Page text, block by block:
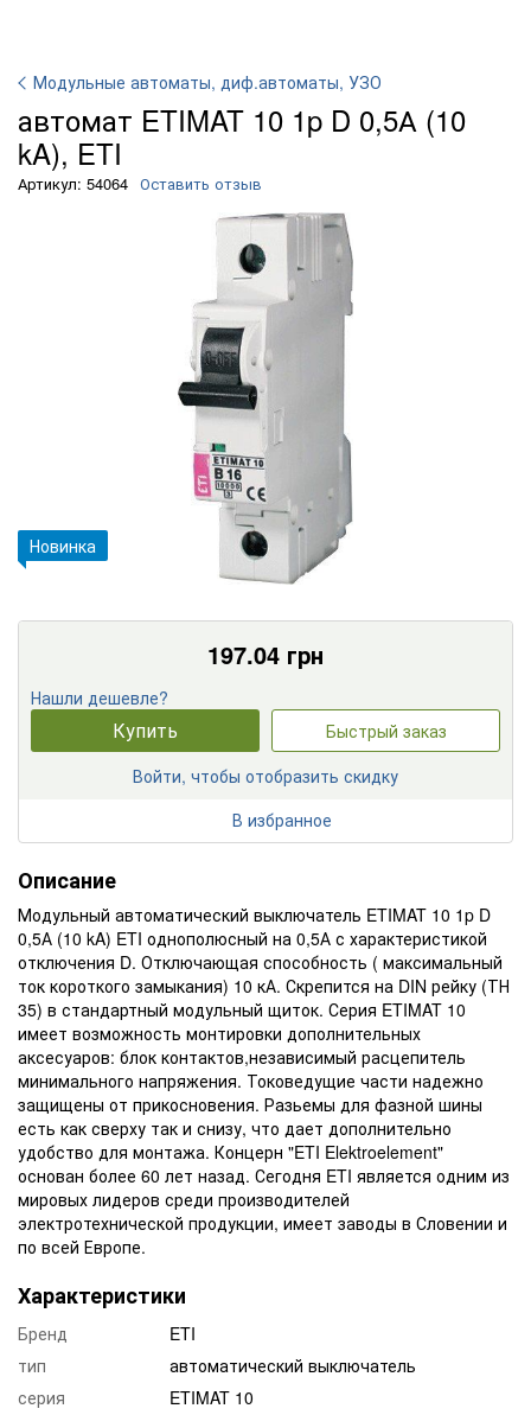
Модульные автоматы, диф.автоматы, УЗО
автомат ETIMAT 10 1p D 0,5А (10
kA), ETI
Артикул: 54064 Оставить отзыв
Новинка
197.04 грн
Нашли дешевле?
Купить
Быстрый заказ
Войти, чтобы отобразить скидку
В избранное
Описание
Модульный автоматический выключатель ETIMAT 10 1p D
0,5А (10 kA) ETI однополюсный на 0,5А с характеристикой
отключения D. Отключающая способность ( максимальный
ток короткого замыкания) 10 кА. Скрепится на DIN рейку (ТН
35) в стандартный модульный щиток. Серия ETIMAT 10
имеет возможность монтировки дополнительных
аксесуаров: блок контактов,независимый расцепитель
минимального напряжения. Токоведущие части надежно
защищены от прикосновения. Разьемы для фазной шины
есть как сверху так и снизу, что дает дополнительно
удобство для монтажа. Концерн "ETI Elektroelement"
основан более 60 лет назад. Сегодня ETI является одним из
мировых лидеров среди производителей
электротехнической продукции, имеет заводы в Словении и
по всей Европе.
Характеристики
Бренд
ETI
тип
автоматический выключатель
серия
ETIMAT 10